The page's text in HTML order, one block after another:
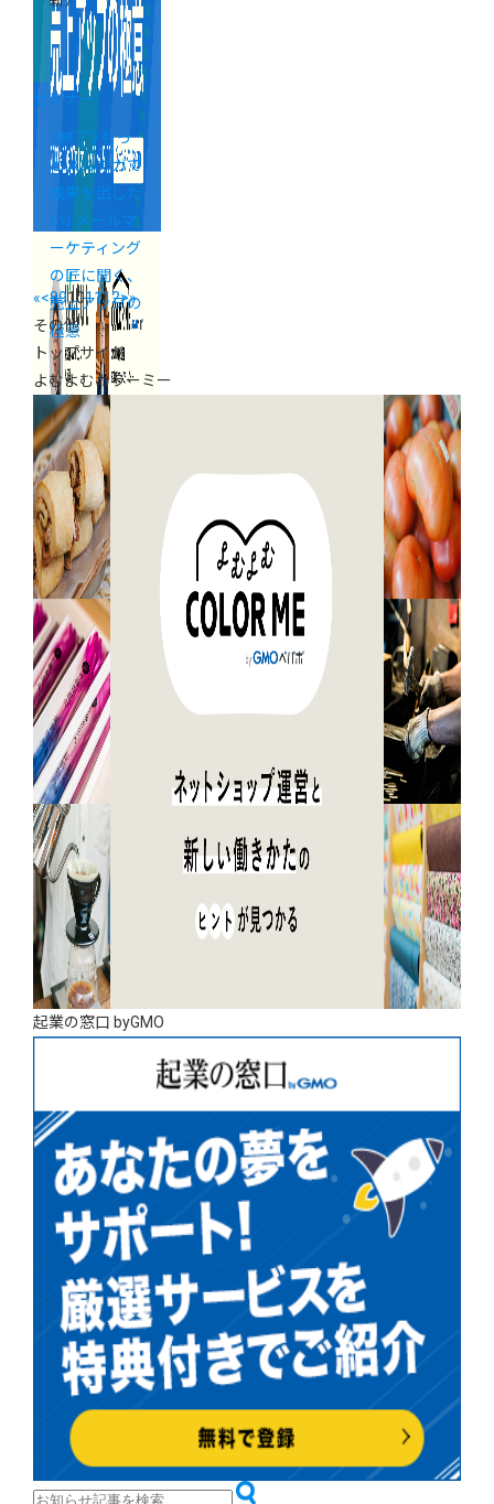
セミナー
《終了》もっ
とメルマガで
成果を出した
い！ メールマ
ーケティング
の匠に聞く、
売上アップの
極意
«<89101112>»
その他
トップサイド
よむよむカラーミー
起業の窓口 byGMO